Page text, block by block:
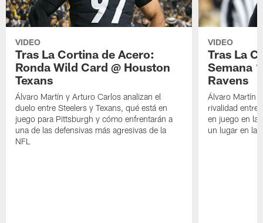
VIDEO
Tras La Cortina de Acero:
Ronda Wild Card @ Houston
Texans
Álvaro Martín y Arturo Carlos analizan el
duelo entre Steelers y Texans, qué está en
juego para Pittsburgh y cómo enfrentarán a
una de las defensivas más agresivas de la
NFL
VIDEO
Tras La
Semana
Ravens
Álvaro Martín
rivalidad entre
en juego en la
un lugar en la